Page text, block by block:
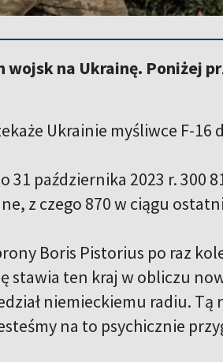
na Ukrainę. Poniżej
Ukrainie myśliwce F-16
31 października 2023 r. 300
z czego 870 w ciągu
Boris Pistorius po raz
stawia ten kraj w obliczu
niemieckiemu radiu.
na to psychicznie